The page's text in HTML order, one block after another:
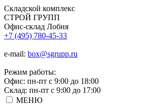
Складской комплекс
СТРОЙ ГРУПП
Офис-склад Лобня
+7 (495) 780-45-33
e-mail: box@sgrupp.ru
Режим работы:
Офис: пн-пт с 9:00 до 18:00
Склад: пн-пт с 9:00 до 17:00
МЕНЮ